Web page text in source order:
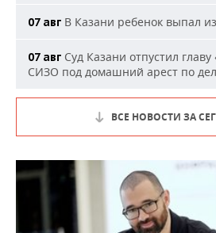
07 авг В Казани ребенок выпал
07 авг Суд Казани отпустил
СИЗО под домашний арест по
ВСЕ НОВОСТИ ЗА